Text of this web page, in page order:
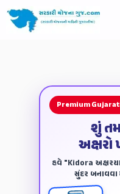
Premium
શું
હવે "Kidora
સુંદર બનાવવા